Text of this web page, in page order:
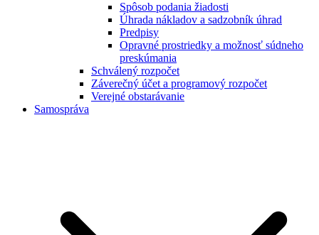
Spôsob podania žiadosti
Úhrada nákladov a sadzobník úhrad
Predpisy
Opravné prostriedky a možnosť súdneho
preskúmania
Schválený rozpočet
Záverečný účet a programový rozpočet
Verejné obstarávanie
Samospráva